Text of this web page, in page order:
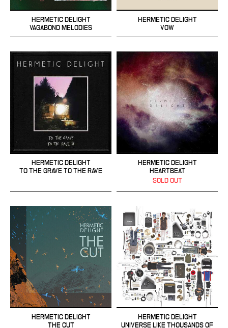
HERMETIC DELIGHT
VAGABOND MELODIES
HERMETIC DELIGHT
VOW
HERMETIC DELIGHT
TO THE GRAVE TO THE RAVE
HERMETIC DELIGHT
HEARTBEAT
SOLD OUT
HERMETIC DELIGHT
THE CUT
HERMETIC DELIGHT
UNIVERSE LIKE THOUSANDS OF